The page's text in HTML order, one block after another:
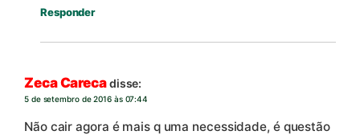
Responder
Zeca Carecadisse:
5 de setembro de 2016 às 07:44
Não cair agora é mais q uma necessidade, é questão